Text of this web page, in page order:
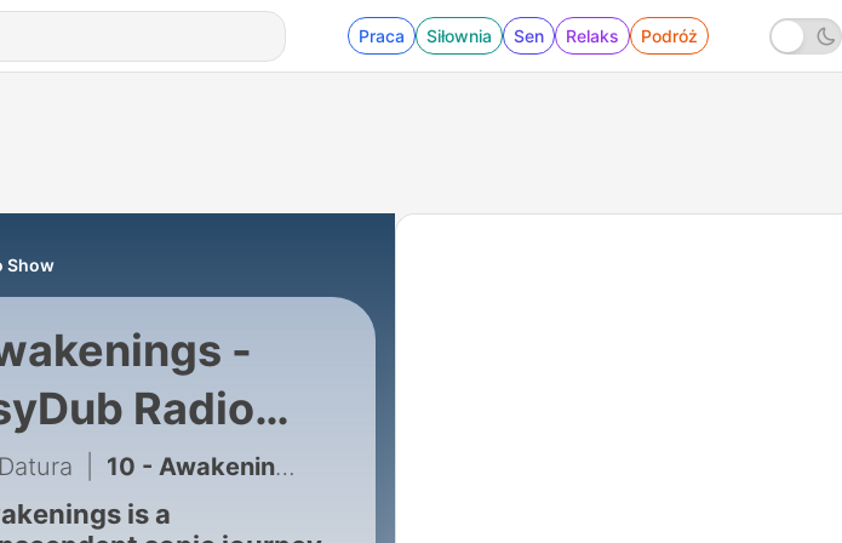
Praca Siłownia Sen Relaks Podróż
Show
-
Radio
10 - Awakenings V7 - Never Gnome Alone
is a